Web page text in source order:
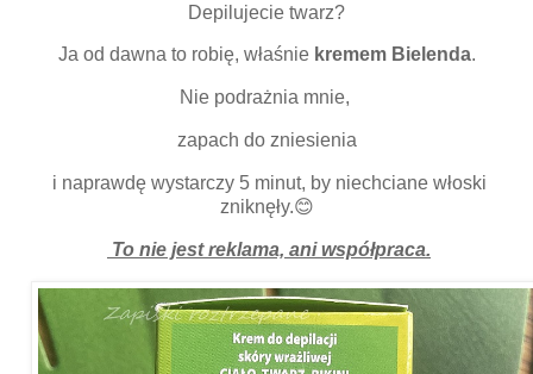
Depilujecie twarz?
Ja od dawna to robię, właśnie kremem Bielenda.
Nie podrażnia mnie,
zapach do zniesienia
i naprawdę wystarczy 5 minut, by niechciane włoski
zniknęły.😊
To nie jest reklama, ani współpraca.